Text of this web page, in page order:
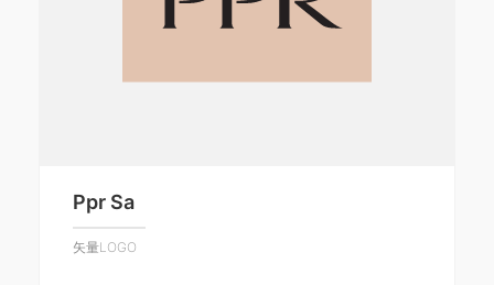
Ppr Sa
矢量LOGO